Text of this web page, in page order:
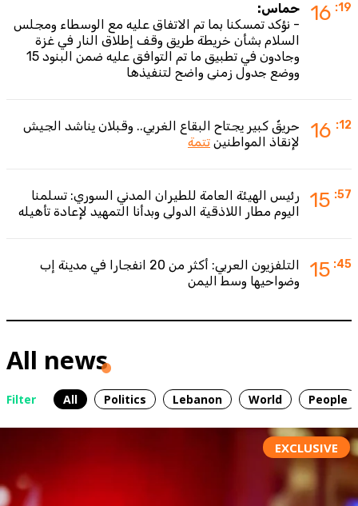
16 :19
حماس:
- نؤكد تمسكنا بما تم الاتفاق عليه مع الوسطاء ومجلس
السلام بشأن خريطة طريق وقف إطلاق النار في غزة
وجادون في تطبيق ما تم التوافق عليه ضمن البنود 15
ووضع جدول زمني واضح لتنفيذها
16 :12
حريقٌ كبير يجتاح البقاع الغربي.. وقبلان يناشد الجيش
لإنقاذ المواطنين تتمة
15 :57
رئيس الهيئة العامة للطيران المدني السوري: تسلمنا
اليوم مطار اللاذقية الدولي وبدأنا التمهيد لإعادة تأهيله
15 :45
التلفزيون العربي: أكثر من 20 انفجارا في مدينة إب
وضواحيها وسط اليمن
All news
Filter All Politics Lebanon World People
EXCLUSIVE